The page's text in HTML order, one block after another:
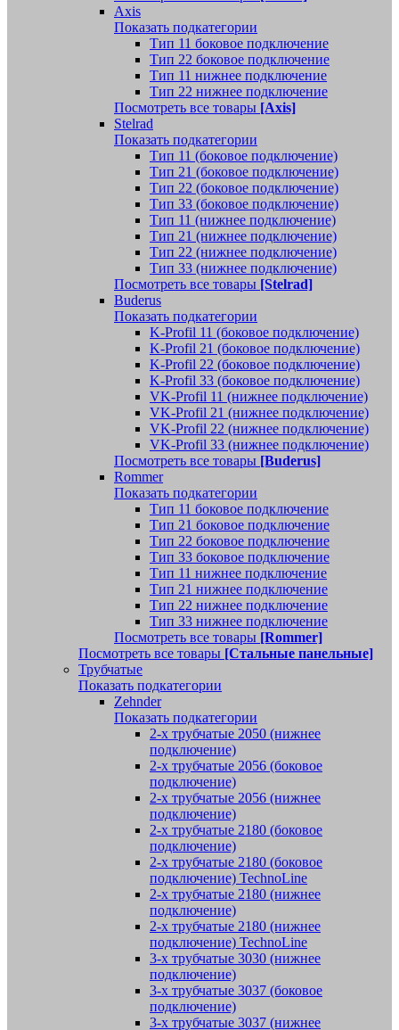
Axis
Показать подкатегории
Тип 11 боковое подключение
Тип 22 боковое подключение
Тип 11 нижнее подключение
Тип 22 нижнее подключение
Посмотреть все товары [Axis]
Stelrad
Показать подкатегории
Tип 11 (боковое подключение)
Тип 21 (боковое подключение)
Тип 22 (боковое подключение)
Тип 33 (боковое подключение)
Тип 11 (нижнее подключение)
Тип 21 (нижнее подключение)
Тип 22 (нижнее подключение)
Тип 33 (нижнее подключение)
Посмотреть все товары [Stelrad]
Buderus
Показать подкатегории
K-Profil 11 (боковое подключение)
K-Profil 21 (боковое подключение)
K-Profil 22 (боковое подключение)
K-Profil 33 (боковое подключение)
VK-Profil 11 (нижнее подключение)
VK-Profil 21 (нижнее подключение)
VK-Profil 22 (нижнее подключение)
VK-Profil 33 (нижнее подключение)
Посмотреть все товары [Buderus]
Rommer
Показать подкатегории
Тип 11 боковое подключение
Тип 21 боковое подключение
Тип 22 боковое подключение
Тип 33 боковое подключение
Тип 11 нижнее подключение
Тип 21 нижнее подключение
Тип 22 нижнее подключение
Тип 33 нижнее подключение
Посмотреть все товары [Rommer]
Посмотреть все товары [Стальные панельные]
Трубчатые
Показать подкатегории
Zehnder
Показать подкатегории
2-х трубчатые 2050 (нижнее
подключение)
2-х трубчатые 2056 (боковое
подключение)
2-х трубчатые 2056 (нижнее
подключение)
2-х трубчатые 2180 (боковое
подключение)
2-х трубчатые 2180 (боковое
подключение) TechnoLine
2-х трубчатые 2180 (нижнее
подключение)
2-х трубчатые 2180 (нижнее
подключение) TechnoLine
3-х трубчатые 3030 (нижнее
подключение)
3-х трубчатые 3037 (боковое
подключение)
3-х трубчатые 3037 (нижнее